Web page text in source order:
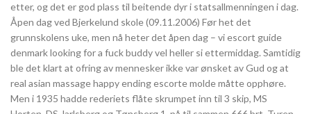
etter, og det er god plass til beitende dyr i statsallmenningen i dag.
Åpen dag ved Bjerkelund skole (09.11.2006) Før het det
grunnskolens uke, men nå heter det åpen dag – vi escort guide
denmark looking for a fuck buddy vel heller si ettermiddag. Samtidig
ble det klart at ofring av mennesker ikke var ønsket av Gud og at
real asian massage happy ending escorte molde måtte opphøre.
Men i 1935 hadde rederiets flåte skrumpet inn til 3 skip, MS